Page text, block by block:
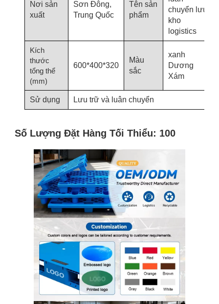
Nơi sản
xuất
Sơn Đông,
Trung Quốc
Tên sản
phẩm
chuyển lưu
kho
logistics
Kích
thước
tổng thể
(mm)
600*400*320
Màu
sắc
xanh
Dương
Xám
Sử dụng Lưu trữ và luân chuyển
Số Lượng Đặt Hàng Tối Thiểu: 100